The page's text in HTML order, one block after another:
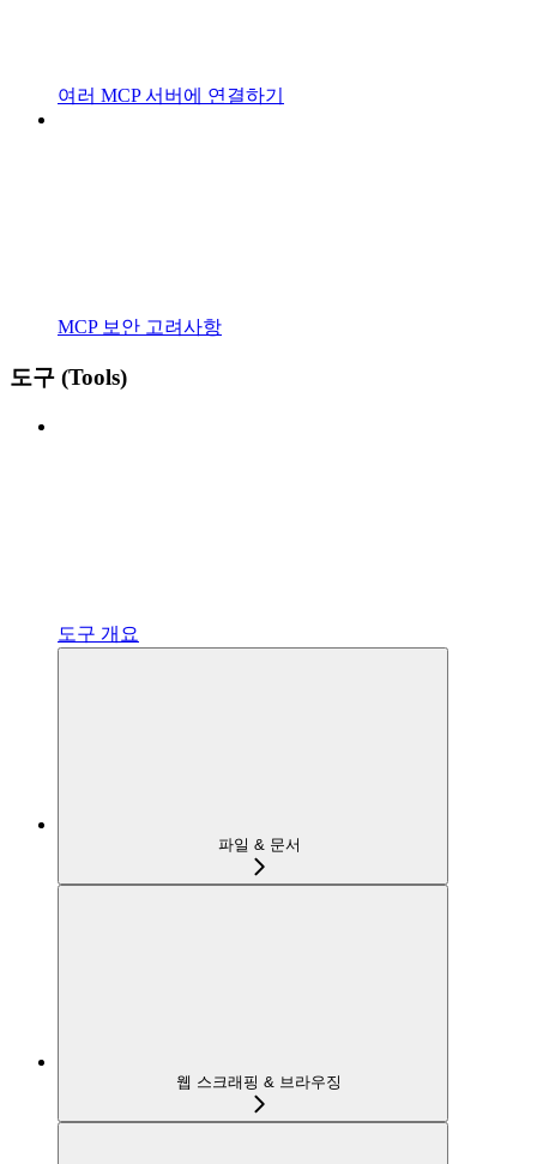
여러 MCP 서버에 연결하기
MCP 보안 고려사항
도구 (Tools)
도구 개요
파일 & 문서
웹 스크래핑 & 브라우징